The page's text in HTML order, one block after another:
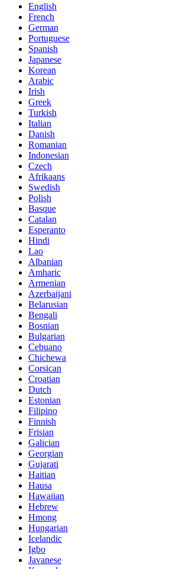
English
French
German
Portuguese
Spanish
Japanese
Korean
Arabic
Irish
Greek
Turkish
Italian
Danish
Romanian
Indonesian
Czech
Afrikaans
Swedish
Polish
Basque
Catalan
Esperanto
Hindi
Lao
Albanian
Amharic
Armenian
Azerbaijani
Belarusian
Bengali
Bosnian
Bulgarian
Cebuano
Chichewa
Corsican
Croatian
Dutch
Estonian
Filipino
Finnish
Frisian
Galician
Georgian
Gujarati
Haitian
Hausa
Hawaiian
Hebrew
Hmong
Hungarian
Icelandic
Igbo
Javanese